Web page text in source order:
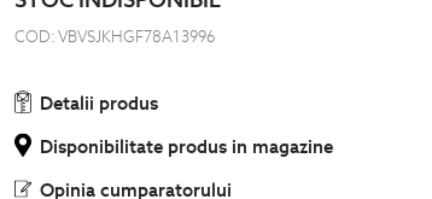
Detalii produs
Disponibilitate produs in magazine
Opinia cumparatorului